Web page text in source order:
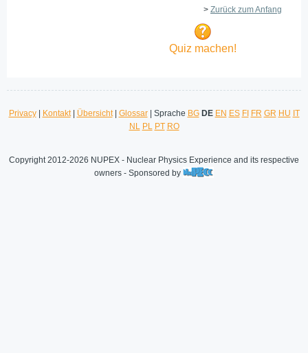
> Zurück zum Anfang
Quiz machen!
Privacy| Kontakt| Übersicht| Glossar| Sprache BG DE EN ES FI FR GR HU IT
NL PL PT RO
Copyright 2012-2026 NUPEX - Nuclear Physics Experience and its respective
owners - Sponsored by